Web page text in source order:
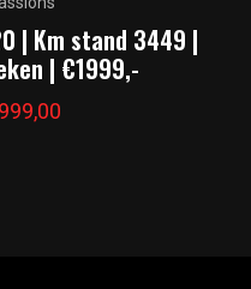
| Km stand 3449 |
| €1999,-